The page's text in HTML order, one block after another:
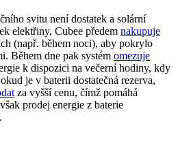
svitu není dostatek a solární
elektřiny, Cubee předem nakupuje
(např. během noci), aby pokrylo
Během dne pak systém omezuje
k dispozici na večerní hodiny, kdy
je v baterii dostatečná rezerva,
za vyšší cenu, čímž pomáhá
prodej energie z baterie